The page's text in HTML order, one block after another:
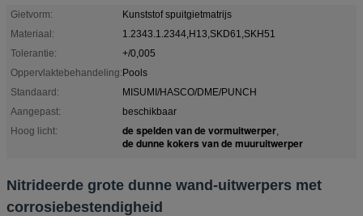
Gietvorm:
Kunststof spuitgietmatrijs
Materiaal:
1.2343.1.2344,H13,SKD61,SKH51
Tolerantie:
+/0,005
Oppervlaktebehandeling:Pools
Standaard:
MISUMI/HASCO/DME/PUNCH
Aangepast:
beschikbaar
Hoog licht:
de spelden van de vormuitwerper,
de dunne kokers van de muuruitwerper
Nitrideerde grote dunne wand-uitwerpers met
corrosiebestendigheid